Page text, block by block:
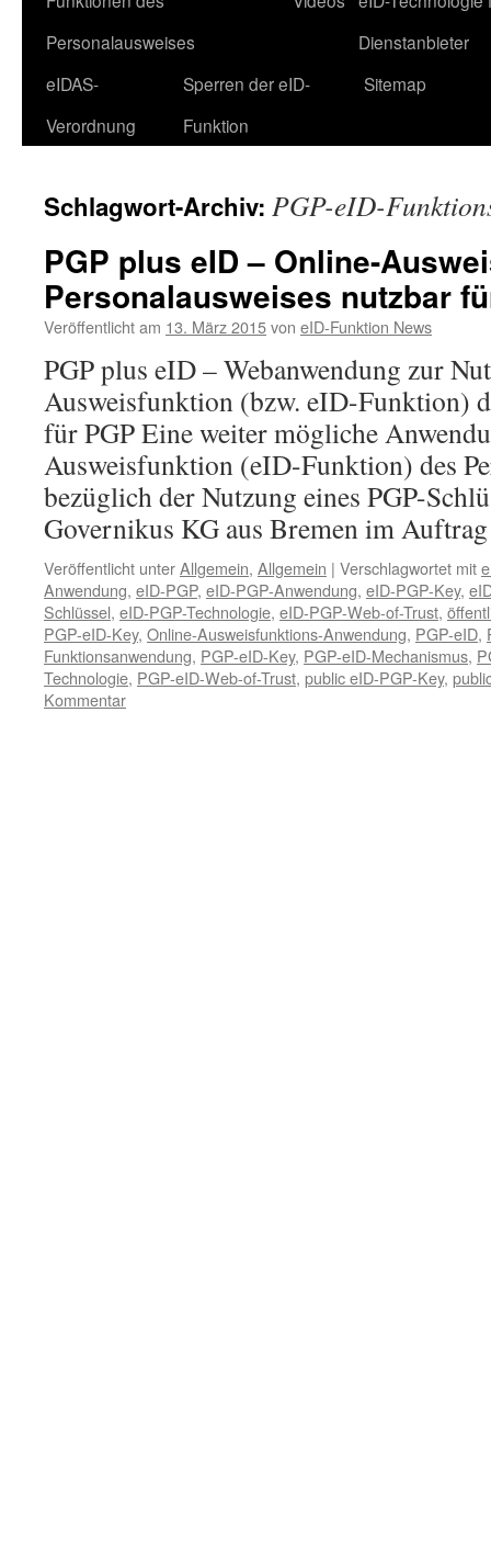
Personalausweises
Dienstanbieter
eIDAS-
Verordnung
Sperren der eID-
Funktion
Sitemap
Schlagwort-Archiv: PGP-eID-
PGP plus eID – Online-
Personalausweises nutzbar
Veröffentlicht am 13. März 2015von eID-Funktion News
PGP plus eID – Webanwendung zur
Ausweisfunktion (bzw. eID-Funktion)
für PGP Eine weiter mögliche
Ausweisfunktion (eID-Funktion) des
bezüglich der Nutzung eines PGP-
Governikus KG aus Bremen im
Veröffentlicht unterAllgemein, Allgemein | Verschlagwortet mit
Anwendung, eID-PGP, eID-PGP-Anwendung, eID-PGP-Key,
Schlüssel, eID-PGP-Technologie, eID-PGP-Web-of-Trust,
PGP-eID-Key, Online-Ausweisfunktions-Anwendung, PGP-eID,
Funktionsanwendung, PGP-eID-Key, PGP-eID-Mechanismus,
Technologie, PGP-eID-Web-of-Trust, public eID-PGP-Key,
Kommentar